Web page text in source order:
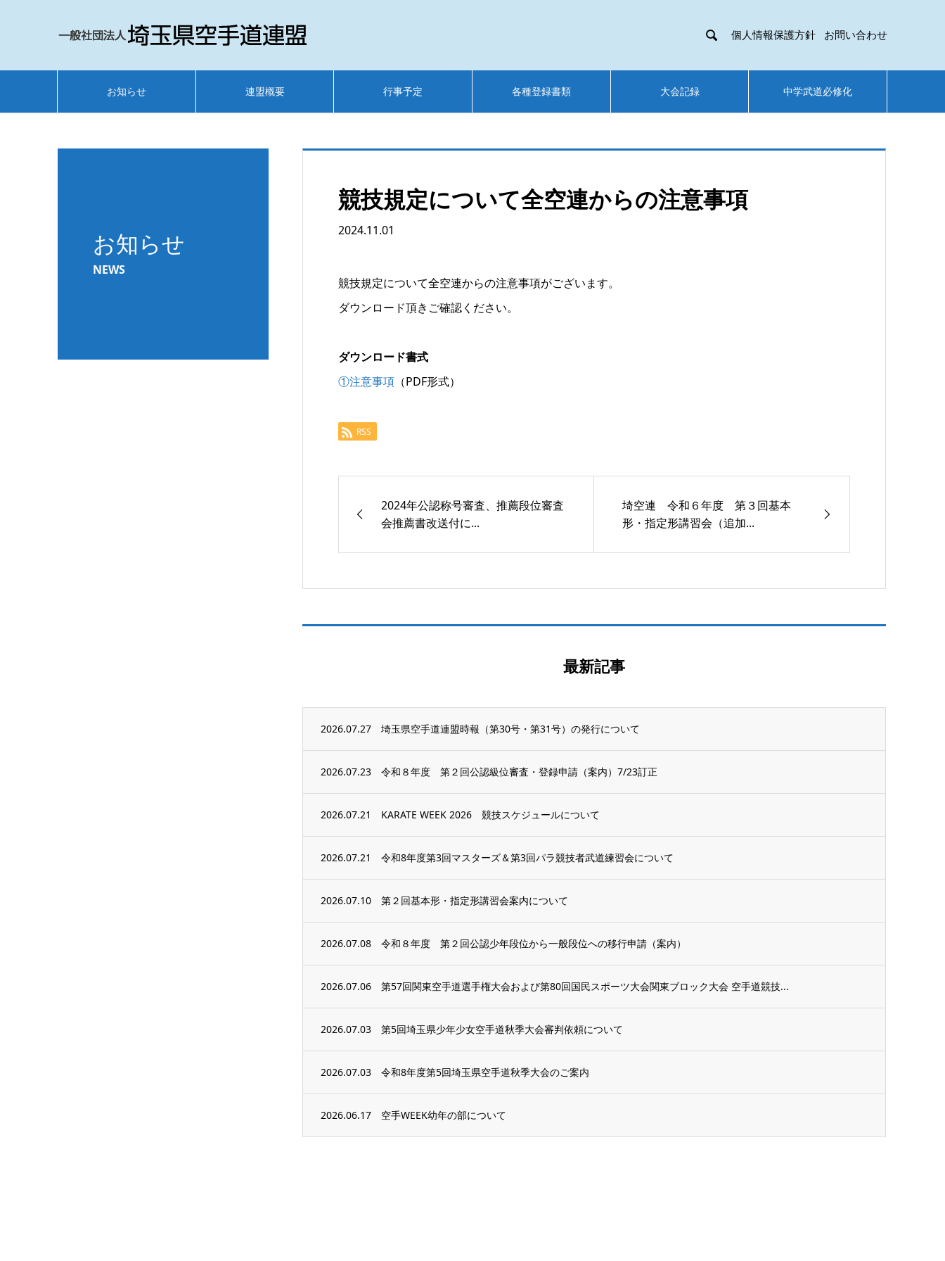
 個人情報保護方針 お問い合わせ
お知らせ 連盟概要 行事予定 各種登録書類 大会記録 中学武道必修化
お知らせ
NEWS
競技規定について全空連からの注意事項
2024.11.01
競技規定について全空連からの注意事項がございます。
ダウンロード頂きご確認ください。
ダウンロード書式
①注意事項 （PDF形式）
RSS
2024年公認称号審査、推薦段位審査
会推薦書改送付に...
埼空連 令和６年度 第３回基本
形・指定形講習会（追加...
最新記事
2026.07.27 埼玉県空手道連盟時報（第30号・第31号）の発行について
2026.07.23 令和８年度 第２回公認級位審査・登録申請（案内）7/23訂正
2026.07.21 KARATE WEEK 2026 競技スケジュールについて
2026.07.21 令和8年度第3回マスターズ＆第3回パラ競技者武道練習会について
2026.07.10 第２回基本形・指定形講習会案内について
2026.07.08 令和８年度 第２回公認少年段位から一般段位への移行申請（案内）
2026.07.06 第57回関東空手道選手権大会および第80回国民スポーツ大会関東ブロック大会 空手道競技...
2026.07.03 第5回埼玉県少年少女空手道秋季大会審判依頼について
2026.07.03 令和8年度第5回埼玉県空手道秋季大会のご案内
2026.06.17 空手WEEK幼年の部について